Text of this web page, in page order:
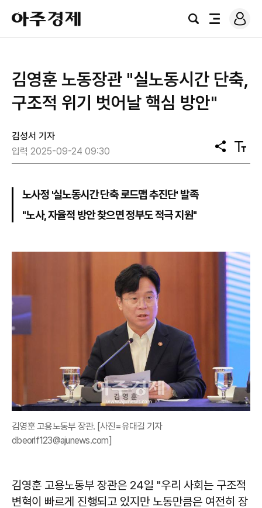
아
주
경
검
전
로
그
김영훈 노동장관 "실노동시간 단축,
구조적 위기 벗어날 핵심 방안"
김성서 기자
입력 2025-09-24 09:30
공
유
텍
스
노사정 '실노동시간 단축 로드맵 추진단' 발족
"노사, 자율적 방안 찾으면 정부도 적극 지원"
김영훈 고용노동부 장관. [사진=유대길 기자
dbeorlf123@ajunews.com]
김영훈 고용노동부 장관은 24일 "우리 사회는 구조적
변혁이 빠르게 진행되고 있지만 노동만큼은 여전히 장